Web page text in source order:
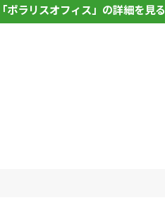
「ポラリスオフィス」の詳細を見る